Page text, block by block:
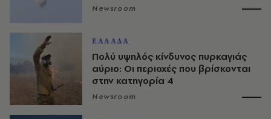
Newsroom
ΕΛΛΑΔΑ
Πολύ υψηλός κίνδυνος πυρκαγιάς
αύριο: Οι περιοχές που βρίσκονται
στην κατηγορία 4
Newsroom